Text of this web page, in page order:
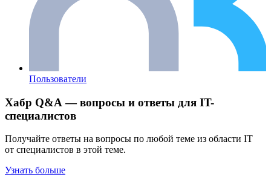
Пользователи
Хабр Q&A — вопросы и ответы для IT-
специалистов
Получайте ответы на вопросы по любой теме из области IT
от специалистов в этой теме.
Узнать больше